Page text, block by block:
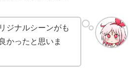
ジナルシーンがも
かったと思いま